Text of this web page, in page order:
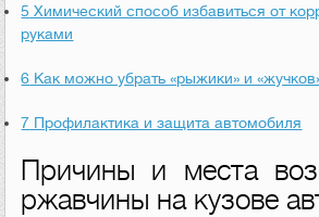
5 Химический способ избавиться от
руками
6 Как можно убрать «рыжики» и
7 Профилактика и защита автомобиля
Причины и места
ржавчины на кузове